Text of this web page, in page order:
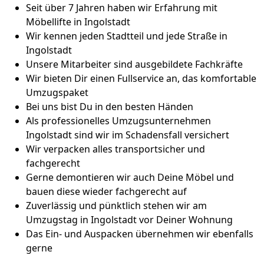
Seit über 7 Jahren haben wir Erfahrung mit
Möbellifte in Ingolstadt
Wir kennen jeden Stadtteil und jede Straße in
Ingolstadt
Unsere Mitarbeiter sind ausgebildete Fachkräfte
Wir bieten Dir einen Fullservice an, das komfortable
Umzugspaket
Bei uns bist Du in den besten Händen
Als professionelles Umzugsunternehmen
Ingolstadt sind wir im Schadensfall versichert
Wir verpacken alles transportsicher und
fachgerecht
Gerne demontieren wir auch Deine Möbel und
bauen diese wieder fachgerecht auf
Zuverlässig und pünktlich stehen wir am
Umzugstag in Ingolstadt vor Deiner Wohnung
Das Ein- und Auspacken übernehmen wir ebenfalls
gerne